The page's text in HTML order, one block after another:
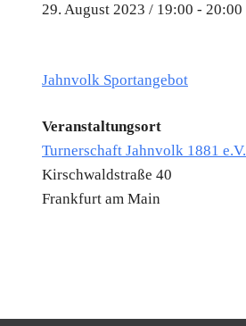
29. August 2023 / 19:00 - 20:00
Jahnvolk Sportangebot
Veranstaltungsort
Turnerschaft Jahnvolk 1881 e.V.
Kirschwaldstraße 40
Frankfurt am Main